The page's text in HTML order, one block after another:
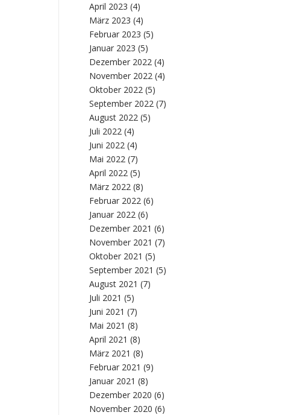
April 2023 (4)
März 2023 (4)
Februar 2023 (5)
Januar 2023 (5)
Dezember 2022 (4)
November 2022 (4)
Oktober 2022 (5)
September 2022 (7)
August 2022 (5)
Juli 2022 (4)
Juni 2022 (4)
Mai 2022 (7)
April 2022 (5)
März 2022 (8)
Februar 2022 (6)
Januar 2022 (6)
Dezember 2021 (6)
November 2021 (7)
Oktober 2021 (5)
September 2021 (5)
August 2021 (7)
Juli 2021 (5)
Juni 2021 (7)
Mai 2021 (8)
April 2021 (8)
März 2021 (8)
Februar 2021 (9)
Januar 2021 (8)
Dezember 2020 (6)
November 2020 (6)